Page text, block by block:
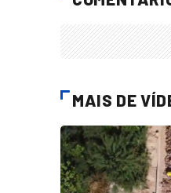
MAIS DE